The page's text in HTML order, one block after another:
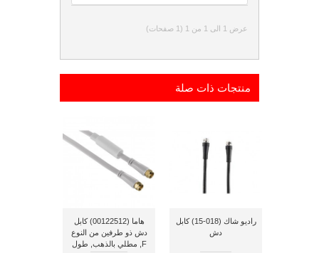
عرض 1 الى 1 من 1 (1 صفحات)
منتجات ذات صلة
راديو شاك (018-15) كابل
دش
هاما (00122512) كابل
دش ذو طرفين من النوع
F, مطلي بالذهب, طول